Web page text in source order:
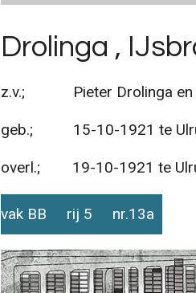
Drolinga ,
z.v.; Pieter Drolinga en
geb.; 15-10-1921 te
overl.; 19-10-1921 te
vak BB rij 5 nr.13a